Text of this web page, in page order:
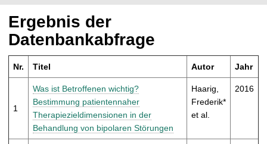
m
u
f
u
f
Ergebnis der
Datenbankabfrage
Nr. Titel Autor Jahr
1
Was ist Betroffenen wichtig?
Bestimmung patientennaher
Therapiezieldimensionen in der
Behandlung von bipolaren Störungen
Haarig,
Frederik*
et al.
2016